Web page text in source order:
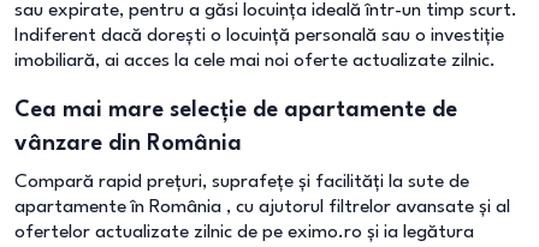
sau expirate, pentru a găsi locuința ideală într-un timp scurt.
Indiferent dacă dorești o locuință personală sau o investiție
imobiliară, ai acces la cele mai noi oferte actualizate zilnic.
Cea mai mare selecție de apartamente de
vânzare din România
Compară rapid prețuri, suprafețe și facilități la sute de
apartamente în România , cu ajutorul filtrelor avansate și al
ofertelor actualizate zilnic de pe eximo.ro și ia legătura